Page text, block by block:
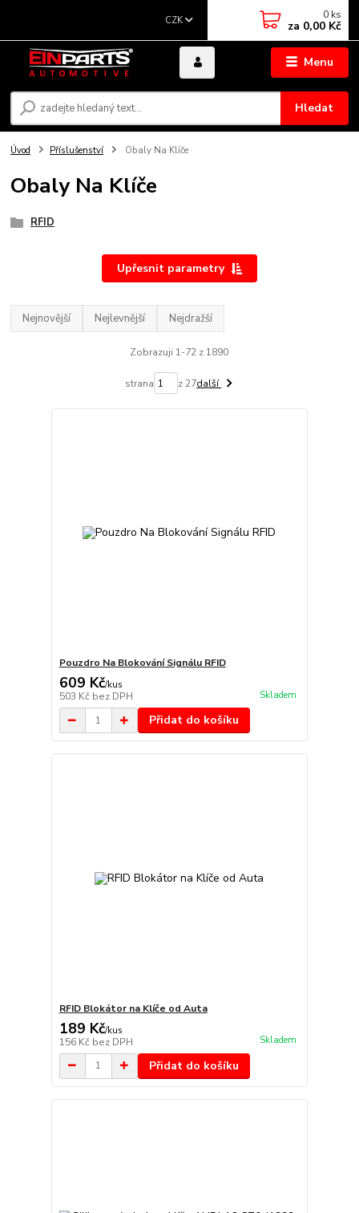
Menu
CZK
Hledat
0 ks
za 0,00 Kč
Úvod Příslušenství Obaly Na Klíče
Obaly Na Klíče
RFID
Upřesnit parametry
Nejnovější Nejlevnější Nejdražší
Zobrazuji 1-72 z 1890
strana z 27další
Pouzdro Na Blokování Signálu RFID
609 Kč/kus
503 Kč bez DPH Skladem
Přidat do košíku
RFID Blokátor na Klíče od Auta
189 Kč/kus
156 Kč bez DPH Skladem
Přidat do košíku